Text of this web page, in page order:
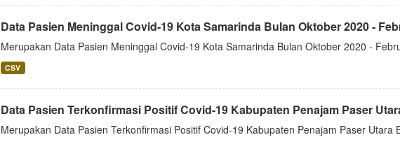
Data Pasien Meninggal Covid-19 Kota Samarinda Bulan Oktober 2020 -
Merupakan Data Pasien Meninggal Covid-19 Kota Samarinda Bulan Oktober 2020 -
CSV
Data Pasien Terkonfirmasi Positif Covid-19 Kabupaten Penajam Paser
Merupakan Data Pasien Terkonfirmasi Positif Covid-19 Kabupaten Penajam Paser Utara